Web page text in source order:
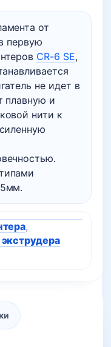
от
первую
CR-6 SE,
не идет в
плавную и
нити к
,